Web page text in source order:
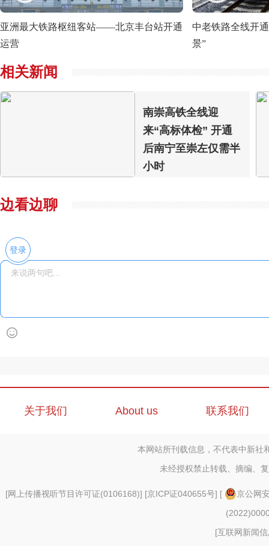
亚洲最大铁路枢纽客站——北京丰台站开通
运营
中老铁路全线开
景”
相关新闻
南崇高铁全线迎
来“高标体检” 开通
后南宁至崇左仅需半
小时
边看边聊
登录
关于我们 About us 联系我们
本网站所刊载信息，不代表中新社
未经授权禁止转载、摘编、
[网上传播视听节目许可证(0106168)] [京ICP证040655号] [
京公网
[互联网新闻